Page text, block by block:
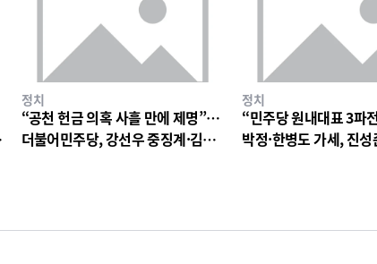
정치
“공천 헌금 의혹 사흘 만에 제명”…
더불어민주당, 강선우 중징계·김병
정치
“민주당 원내대표 3파
박정·한병도 가세, 진